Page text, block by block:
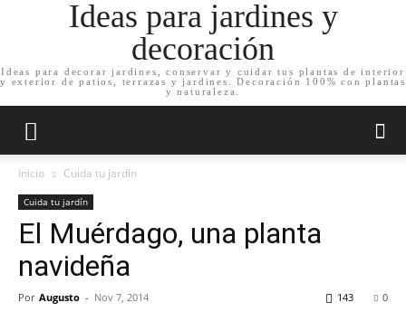
Ideas para jardines y
decoración
Ideas para decorar jardines, conservar y cuidar tus plantas de interior
y exterior de patios, terrazas y jardines. Decoración 100% con plantas
y naturaleza.
Inicio Cuida tu jardín
Cuida tu jardín
El Muérdago, una planta
navideña
Por Augusto - Nov 7, 2014 0
143